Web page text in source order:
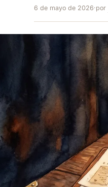
6 de mayo de 2026·por